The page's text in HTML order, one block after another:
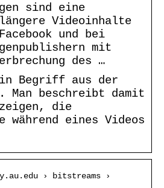
sind eine
Videoinhalte
und bei
mit
des …
Begriff aus der
Man beschreibt damit
die
während eines Videos
› bitstreams ›